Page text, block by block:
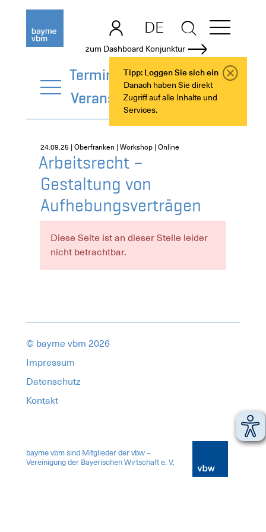
zum Dashboard Konjunktur
Tipp: Loggen Sie sich ein
Danach haben Sie direkt
Zugriff auf alle Inhalte und
Services.
DE
EN
Termine +
Veranstaltungen
24.09.25 | Oberfranken | Workshop | Online
Arbeitsrecht –
Gestaltung von
Aufhebungsverträgen
Diese Seite ist an dieser Stelle leider
nicht betrachtbar.
© bayme vbm 2026
Impressum
Datenschutz
Kontakt
bayme vbm sind Mitglieder der vbw –
Vereinigung der Bayerischen Wirtschaft e. V.